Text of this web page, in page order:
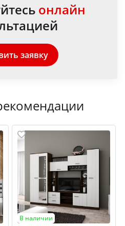
онлайн
заявку
В наличии